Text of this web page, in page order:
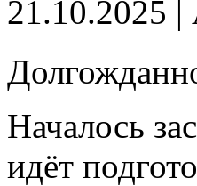
21.10.2025 |
Началось
идёт